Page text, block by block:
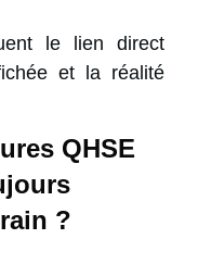
le lien direct
et la réalité
QHSE
?